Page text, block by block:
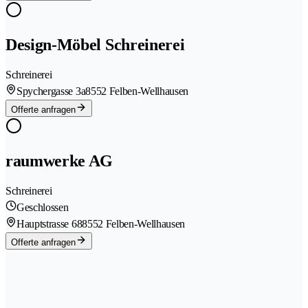
Design-Möbel Schreinerei
Schreinerei
Spychergasse 3a8552 Felben-Wellhausen
Offerte anfragen
raumwerke AG
Schreinerei
Geschlossen
Hauptstrasse 688552 Felben-Wellhausen
Offerte anfragen